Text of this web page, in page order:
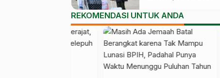
Jemaah yang Masih
Antre
REKOMENDASI UNTUK ANDA